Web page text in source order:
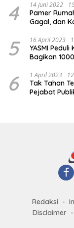
4 14 Juni 2022
Pamer
Gagal, dan
5 16 April 2023
YASMI
Bagikan
6 1 April 2023
Tak Tahan
Pejabat
Redaksi
Disclaimer